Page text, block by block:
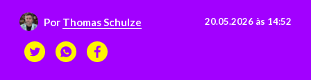
Por Thomas Schulze 20.05.2026 às 14:52